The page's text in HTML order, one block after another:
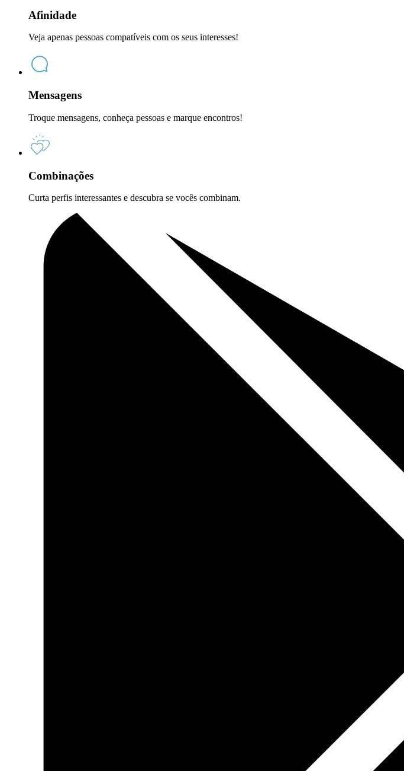
Afinidade
Veja apenas pessoas compatíveis com os seus interesses!
Mensagens
Troque mensagens, conheça pessoas e marque encontros!
Combinações
Curta perfis interessantes e descubra se vocês combinam.